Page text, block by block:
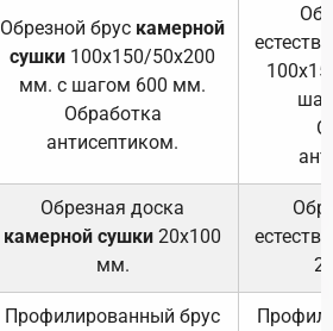
Обрезной брус камерной
сушки 100х150/50х200
мм. с шагом 600 мм.
Обработка
антисептиком.
Обрезная доска
камерной сушки 20х100
мм.
Профилированный брус